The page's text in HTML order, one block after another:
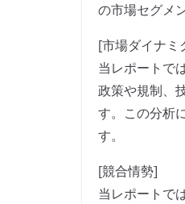
の市場セグメ
[市場ダイナミ
当レポートで
政策や規制、
す。この分析
す。
[競合情勢]
当レポートで